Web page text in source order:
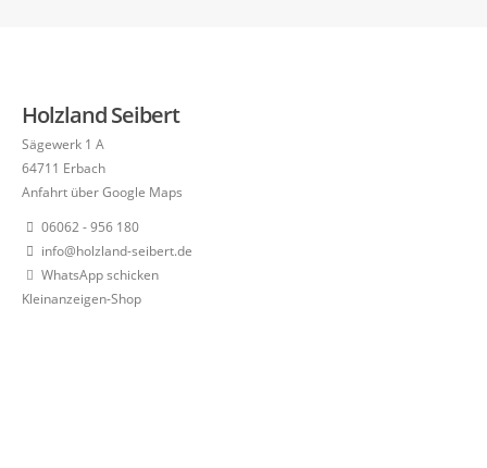
Holzland Seibert
Sägewerk 1 A
64711 Erbach
Anfahrt über Google Maps
06062 - 956 180
info@holzland-seibert.de
WhatsApp schicken
Kleinanzeigen-Shop